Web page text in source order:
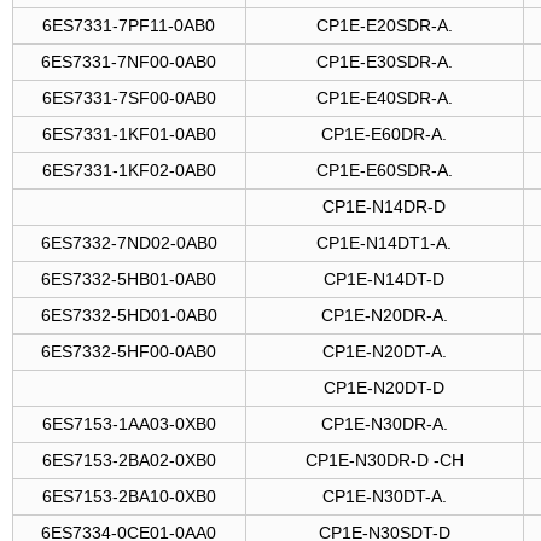
6ES7331-7PF11-0AB0
CP1E-E20SDR-A.
6ES7331-7NF00-0AB0
CP1E-E30SDR-A.
6ES7331-7SF00-0AB0
CP1E-E40SDR-A.
6ES7331-1KF01-0AB0
CP1E-E60DR-A.
6ES7331-1KF02-0AB0
CP1E-E60SDR-A.
CP1E-N14DR-D
6ES7332-7ND02-0AB0
CP1E-N14DT1-A.
6ES7332-5HB01-0AB0
CP1E-N14DT-D
6ES7332-5HD01-0AB0
CP1E-N20DR-A.
6ES7332-5HF00-0AB0
CP1E-N20DT-A.
CP1E-N20DT-D
6ES7153-1AA03-0XB0
CP1E-N30DR-A.
6ES7153-2BA02-0XB0
CP1E-N30DR-D -CH
6ES7153-2BA10-0XB0
CP1E-N30DT-A.
6ES7334-0CE01-0AA0
CP1E-N30SDT-D